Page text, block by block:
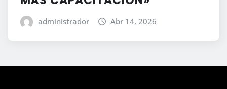
administrador Abr 14, 2026